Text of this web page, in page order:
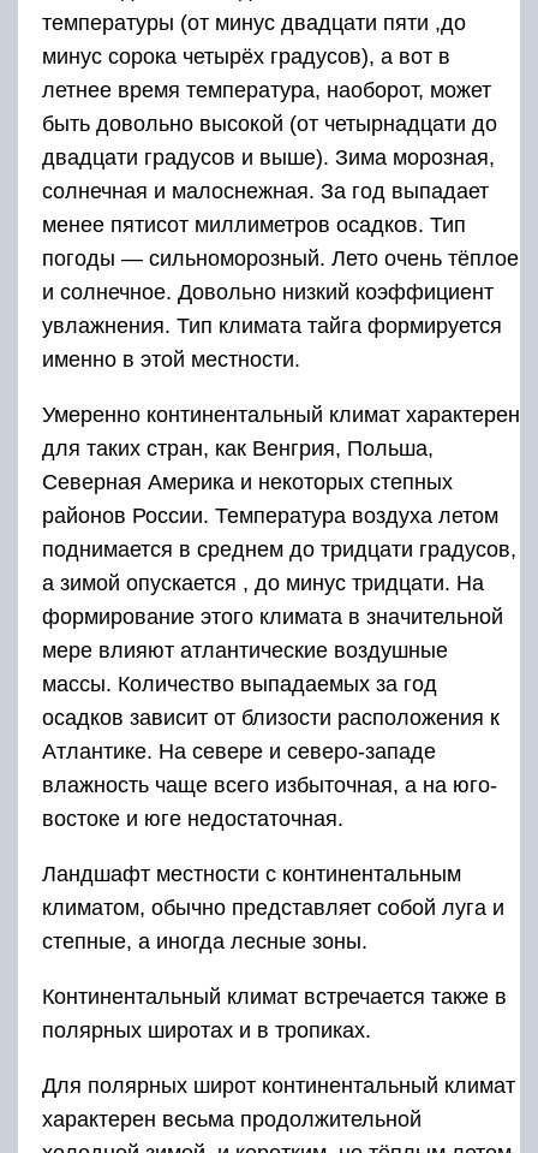
температуры (от минус двадцати пяти ,до
минус сорока четырёх градусов), а вот в
летнее время температура, наоборот, может
быть довольно высокой (от четырнадцати до
двадцати градусов и выше). Зима морозная,
солнечная и малоснежная. За год выпадает
менее пятисот миллиметров осадков. Тип
погоды — сильноморозный. Лето очень тёплое
и солнечное. Довольно низкий коэффициент
увлажнения. Тип климата тайга формируется
именно в этой местности.
Умеренно континентальный климат характерен
для таких стран, как Венгрия, Польша,
Северная Америка и некоторых степных
районов России. Температура воздуха летом
поднимается в среднем до тридцати градусов,
а зимой опускается , до минус тридцати. На
формирование этого климата в значительной
мере влияют атлантические воздушные
массы. Количество выпадаемых за год
осадков зависит от близости расположения к
Атлантике. На севере и северо-западе
влажность чаще всего избыточная, а на юго-
востоке и юге недостаточная.
Ландшафт местности с континентальным
климатом, обычно представляет собой луга и
степные, а иногда лесные зоны.
Континентальный климат встречается также в
полярных широтах и в тропиках.
Для полярных широт континентальный климат
характерен весьма продолжительной